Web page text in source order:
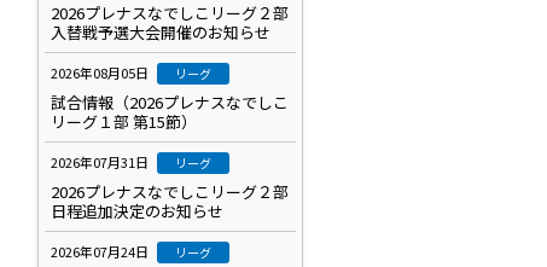
2026プレナスなでしこリーグ２部
入替戦予選大会開催のお知らせ
2026年08月05日 リーグ
試合情報（2026プレナスなでしこ
リーグ１部 第15節）
2026年07月31日 リーグ
2026プレナスなでしこリーグ２部
日程追加決定のお知らせ
2026年07月24日 リーグ